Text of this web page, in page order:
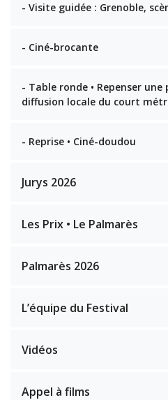
- Visite guidée : Grenoble,
- Ciné-brocante
- Table ronde • Repenser
diffusion locale du court
- Reprise • Ciné-doudou
Jurys 2026
Les Prix • Le Palmarès
Palmarès 2026
L’équipe du Festival
Vidéos
Appel à films